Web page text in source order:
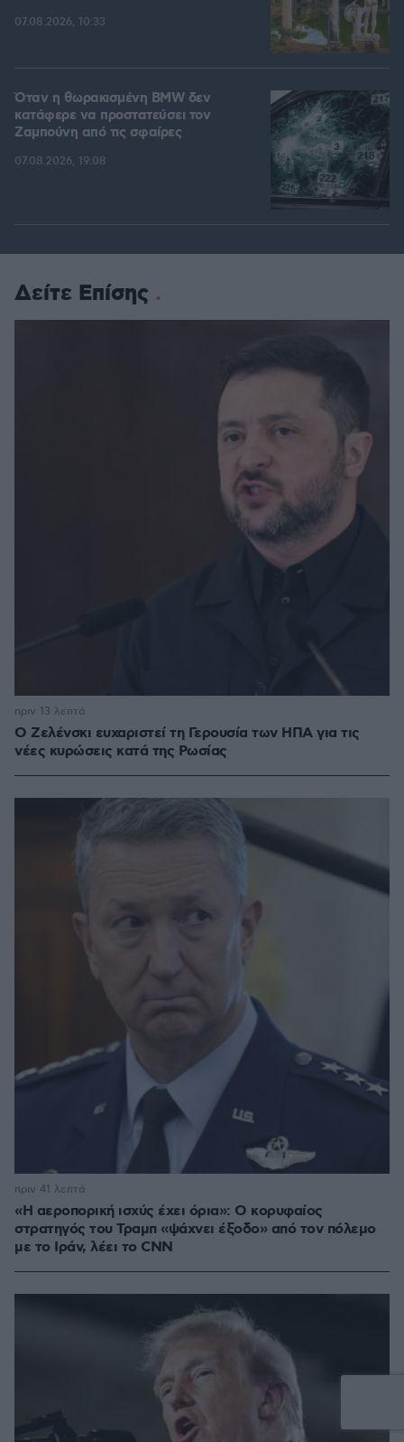
07.08.2026, 10:33
Όταν η θωρακισμένη BMW δεν
κατάφερε να προστατεύσει τον
Ζαμπούνη από τις σφαίρες
07.08.2026, 19:08
Δείτε Επίσης
Ο Ζελένσκι ευχαριστεί τη Γερουσία των ΗΠΑ για τις
νέες κυρώσεις κατά της Ρωσίας
πριν 13 λεπτά
«Η αεροπορική ισχύς έχει όρια»: Ο κορυφαίος
στρατηγός του Τραμπ «ψάχνει έξοδο» από τον πόλεμο
με το Ιράν, λέει το CNN
πριν 41 λεπτά